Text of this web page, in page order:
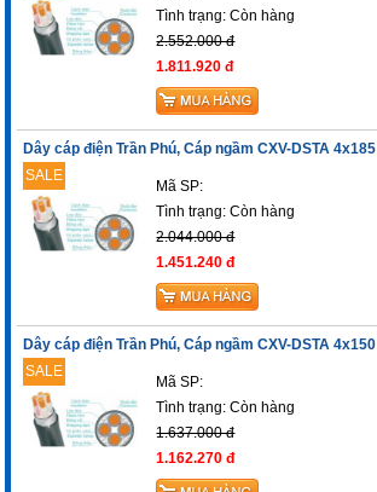
Tình trạng:Còn hàng
2.552.000 đ
1.811.920 đ
Dây cáp điện Trần Phú, Cáp ngầm CXV-DSTA 4x185
SALE
Mã SP:
Tình trạng:Còn hàng
2.044.000 đ
1.451.240 đ
Dây cáp điện Trần Phú, Cáp ngầm CXV-DSTA 4x150
SALE
Mã SP:
Tình trạng:Còn hàng
1.637.000 đ
1.162.270 đ